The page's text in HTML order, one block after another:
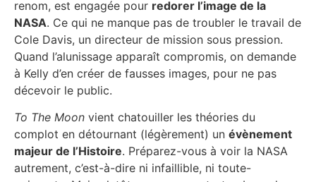
renom, est engagée pour redorer l’image de la
NASA. Ce qui ne manque pas de troubler le travail de
Cole Davis, un directeur de mission sous pression.
Quand l’alunissage apparaît compromis, on demande
à Kelly d’en créer de fausses images, pour ne pas
décevoir le public.
To The Moon vient chatouiller les théories du
complot en détournant (légèrement) un évènement
majeur de l’Histoire. Préparez-vous à voir la NASA
autrement, c’est-à-dire ni infaillible, ni toute-